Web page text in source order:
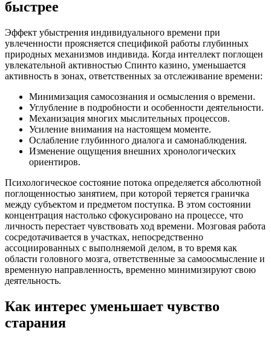
быстрее
Эффект убыстрения индивидуального времени при
увлеченности проясняется спецификой работы глубинных
природных механизмов индивида. Когда интеллект поглощен
увлекательной активностью Спинто казино, уменьшается
активность в зонах, ответственных за отслеживание времени:
Минимизация самосознания и осмысления о времени.
Углубление в подробности и особенности деятельности.
Механизация многих мыслительных процессов.
Усиление внимания на настоящем моменте.
Ослабление глубинного диалога и самонаблюдения.
Изменение ощущения внешних хронологических
ориентиров.
Психологическое состояние потока определяется абсолютной
поглощенностью занятием, при которой теряется граничка
между субъектом и предметом поступка. В этом состоянии
концентрация настолько сфокусировано на процессе, что
личность перестает чувствовать ход времени. Мозговая работа
сосредотачивается в участках, непосредственно
ассоциированных с выполняемой делом, в то время как
области головного мозга, ответственные за самоосмысление и
временную направленность, временно минимизируют свою
деятельность.
Как интерес уменьшает чувство
старания